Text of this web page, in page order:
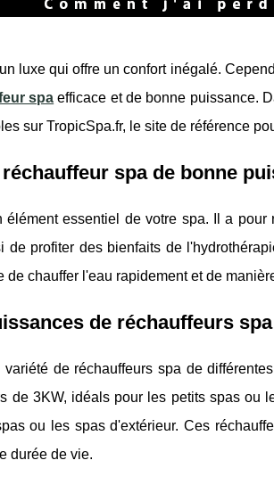
luxe qui offre un confort inégalé.
spa efficace et de bonne puissance.
sur TropicSpa.fr, le site de référence
spa de bonne
élément essentiel de votre spa. Il a
de profiter des bienfaits de
de chauffer l'eau rapidement et de
de réchauffeurs
variété de réchauffeurs spa de
de 3KW, idéals pour les petits spas ou
ou les spas d'extérieur. Ces
durée de vie.